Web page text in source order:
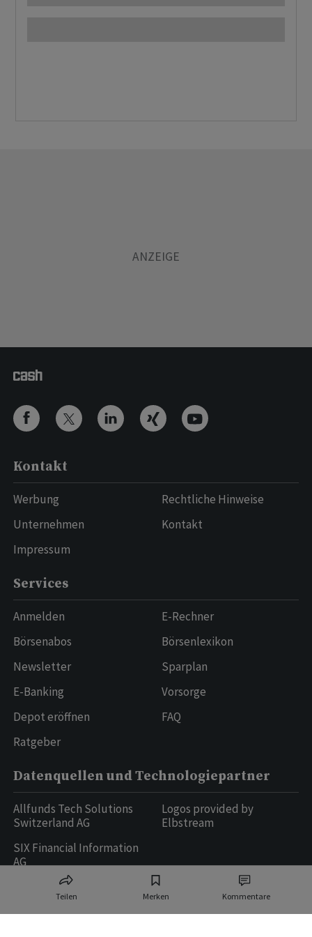
Teilen Merken Kommentare
Kontakt
Werbung
Unternehmen
Impressum
Rechtliche Hinweise
Kontakt
Services
Anmelden
Börsenabos
Newsletter
E-Banking
Depot eröffnen
Ratgeber
E-Rechner
Börsenlexikon
Sparplan
Vorsorge
FAQ
Datenquellen und Technologiepartner
Allfunds Tech Solutions
Switzerland AG
SIX Financial Information
AG
Logos provided by
Elbstream
Ringier AG | Ringier Medien Schweiz